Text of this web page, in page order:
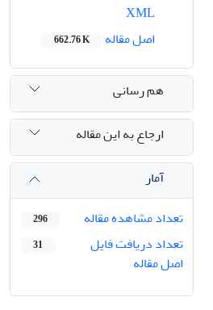
اصل مقاله
662.76 K
هم رسانی
ارجاع به این مقاله
آمار
تعداد مشاهده مقاله
296
تعداد دریافت فایل
اصل مقاله
31